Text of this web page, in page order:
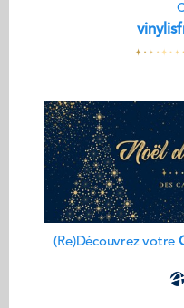
(Re)Découvrez votre